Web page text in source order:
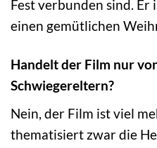
Fest verbunden sind.
einen gemütlichen
Handelt der Film nur
Schwiegereltern?
Nein, der Film ist viel
thematisiert zwar die